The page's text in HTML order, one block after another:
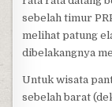
sebelah timur
melihat patung
dibelakangnya
Untuk wisata
sebelah barat